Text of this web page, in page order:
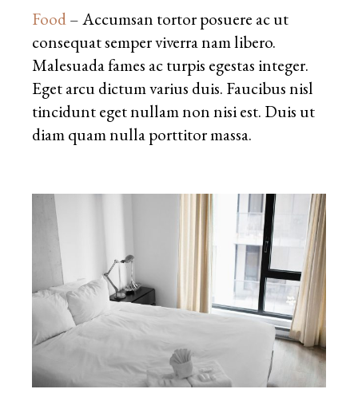
Food– Accumsan tortor posuere ac ut
consequat semper viverra nam libero.
Malesuada fames ac turpis egestas integer.
Eget arcu dictum varius duis. Faucibus nisl
tincidunt eget nullam non nisi est. Duis ut
diam quam nulla porttitor massa.